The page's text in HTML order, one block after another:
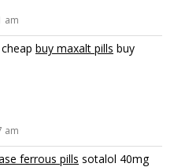
am
buy maxalt pills buy
am
ferrous pills sotalol 40mg